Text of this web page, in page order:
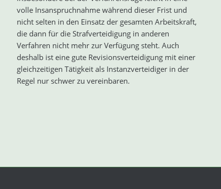
volle Insanspruchnahme während dieser Frist und
nicht selten in den Einsatz der gesamten Arbeitskraft,
die dann für die Strafverteidigung in anderen
Verfahren nicht mehr zur Verfügung steht. Auch
deshalb ist eine gute Revisionsverteidigung mit einer
gleichzeitigen Tätigkeit als Instanzverteidiger in der
Regel nur schwer zu vereinbaren.